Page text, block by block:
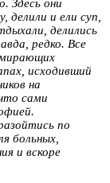
Здесь они
делили и ели суп,
делились
редко. Все
исходивший
на
сами
по
больных,
и вскоре